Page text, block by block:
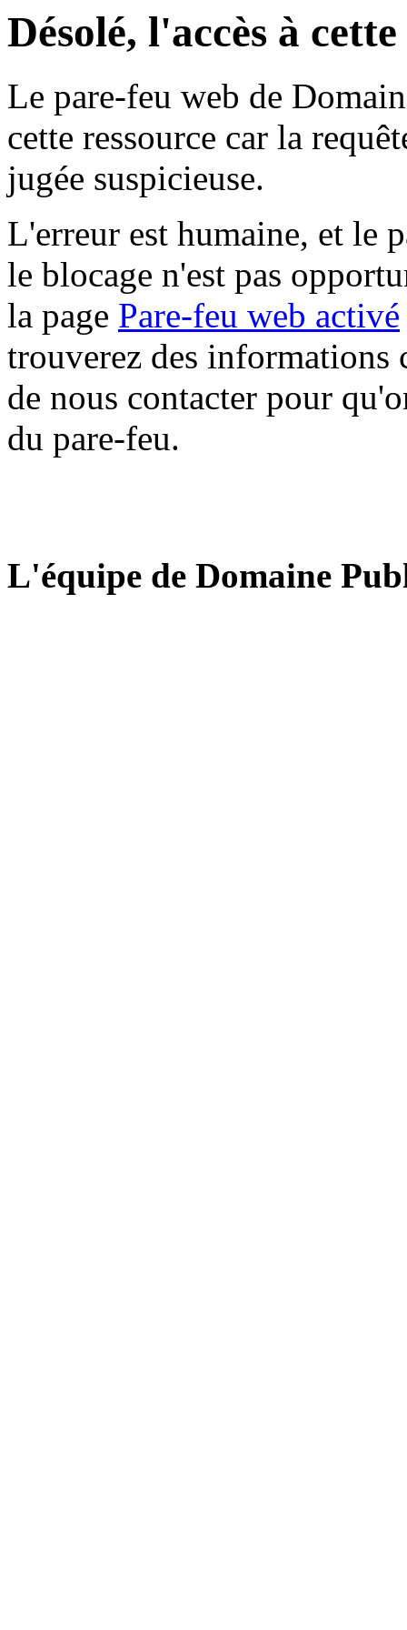
Désolé, l'accès à
Le pare-feu web de
cette ressource car la
jugée suspicieuse.
L'erreur est humaine, et le
le blocage n'est pas
la page Pare-feu web activé
trouverez des informations
de nous contacter pour
du pare-feu.
L'équipe de Domaine